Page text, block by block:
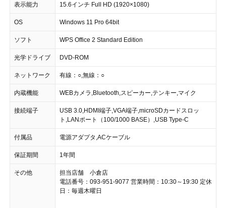
表示能力 15.6インチ Full HD (1920×1080)
OS Windows 11 Pro 64bit
ソフト WPS Office 2 Standard Edition
光学ドライブ DVD-ROM
ネットワーク 有線：○,無線：○
内蔵機能 WEBカメラ,Bluetooth,スピーカー,テンキー,マイク
接続端子
USB 3.0,HDMI端子,VGA端子,microSDカードスロッ
ト,LANポート（100/1000 BASE）,USB Type-C
付属品 電源アダプタ,ACケーブル
保証期間 1年間
その他
担当店舗 小倉店
電話番号：093-951-9077 営業時間：10:30～19:30 定休
日：毎週木曜日